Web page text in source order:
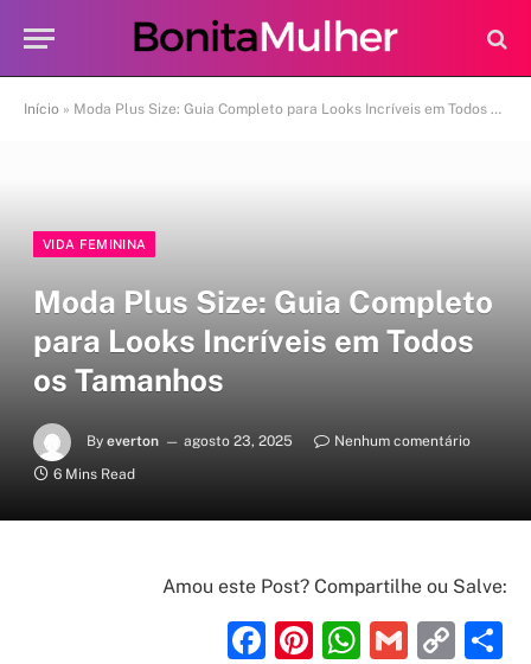
Início » Moda Plus Size: Guia Completo para Looks Incríveis em Todos os Tamanhos
VIDA FEMININA
Moda Plus Size: Guia Completo
para Looks Incríveis em Todos
os Tamanhos
By everton agosto 23, 2025
Nenhum comentário
6 Mins Read
Amou este Post? Compartilhe ou Salve:
Facebook
Pinterest
Gmail